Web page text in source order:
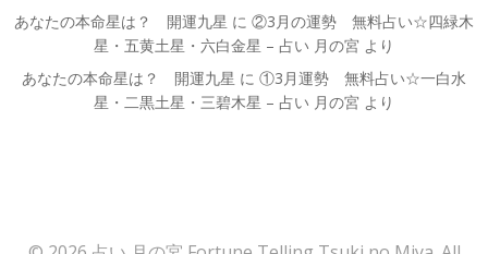
あなたの本命星は？ 開運九星 に ②3月の運勢 無料占い☆四緑木
星・五黄土星・六白金星 – 占い 月の宮 より
あなたの本命星は？ 開運九星 に ①3月運勢 無料占い☆一白水
星・二黒土星・三碧木星 – 占い 月の宮 より